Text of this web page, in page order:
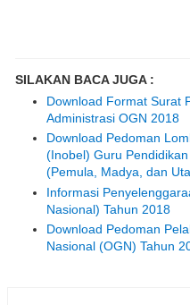
SILAKAN BACA JUGA :
Download Format Surat
Administrasi OGN 2018
Download Pedoman
(Inobel) Guru
(Pemula, Madya, dan
Informasi
Nasional) Tahun 2018
Download Pedoman
Nasional (OGN) Tahun